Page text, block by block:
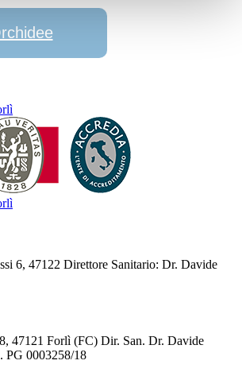
6, 47122 Direttore Sanitario: Dr. Davide
47121 Forlì (FC) Dir. San. Dr. Davide
PG 0003258/18